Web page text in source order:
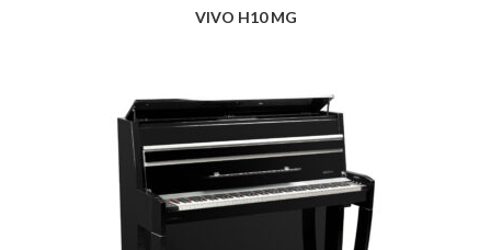
VIVO H10 MG